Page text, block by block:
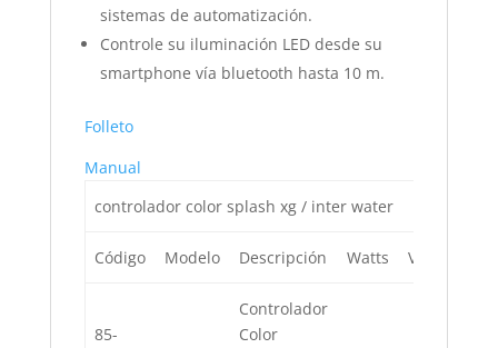
sistemas de automatización.
Controle su iluminación LED desde su
smartphone vía bluetooth hasta 10 m.
Folleto
Manual
controlador color splash xg / inter water
Código Modelo Descripción Watts Volts
85-
Controlador
Color